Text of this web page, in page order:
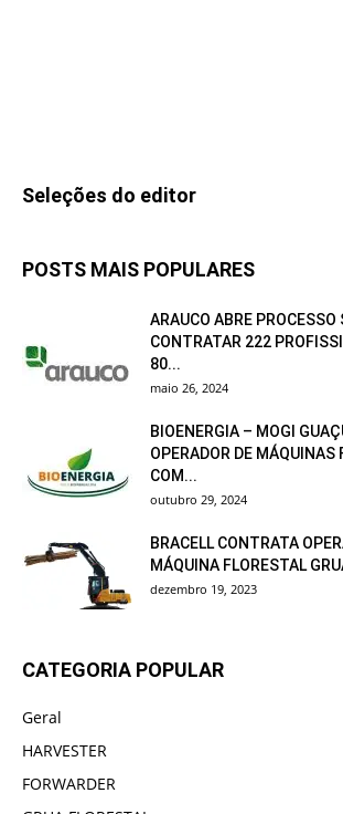
Seleções do editor
POSTS MAIS POPULARES
ARAUCO ABRE PROCESSO
CONTRATAR 222
80...
maio 26, 2024
BIOENERGIA – MOGI
OPERADOR DE MÁQUINAS
COM...
outubro 29, 2024
BRACELL CONTRATA
MÁQUINA FLORESTAL
dezembro 19, 2023
CATEGORIA POPULAR
Geral
HARVESTER
FORWARDER